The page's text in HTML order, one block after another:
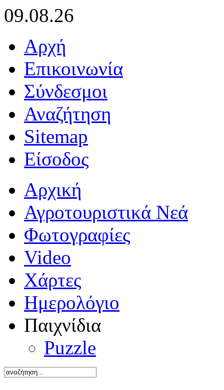
09.08.26
Αρχή
Επικοινωνία
Σύνδεσμοι
Αναζήτηση
Sitemap
Είσοδος
Αρχική
Αγροτουριστικά Νεά
Φωτογραφίες
Video
Χάρτες
Ημερολόγιο
Παιχνίδια
Puzzle